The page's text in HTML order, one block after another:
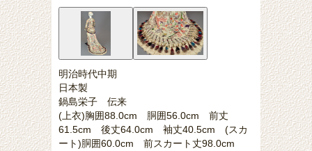
明治時代中期
日本製
鍋島栄子 伝来
(上衣)胸囲88.0cm 胴囲56.0cm 前丈
61.5cm 後丈64.0cm 袖丈40.5cm (スカ
ート)胴囲60.0cm 前スカート丈98.0cm